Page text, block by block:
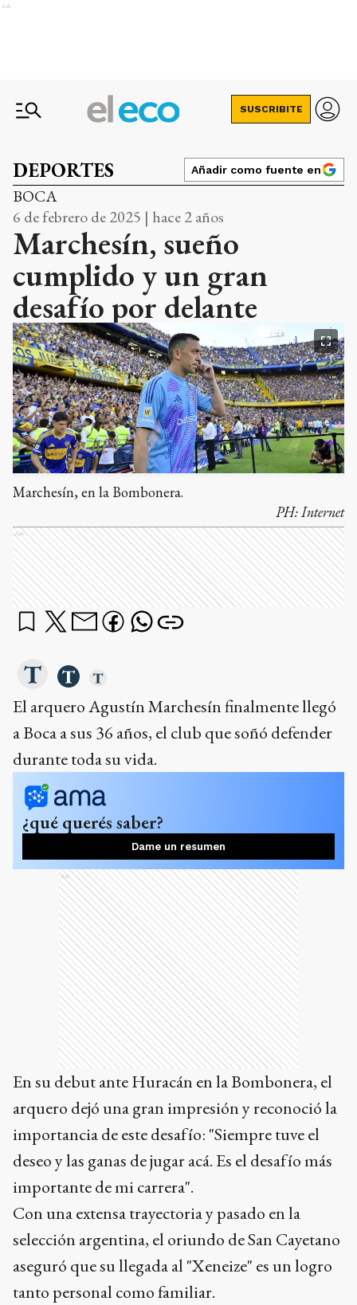
Ads
SUSCRIBITE
DEPORTES Añadir como fuente en
BOCA
6 de febrero de 2025 | hace 2 años
Marchesín, sueño
cumplido y un gran
desafío por delante
Marchesín, en la Bombonera.
PH:Internet
Ads
El arquero Agustín Marchesín finalmente llegó
a Boca a sus 36 años, el club que soñó defender
durante toda su vida.
¿qué querés saber?
Dame un resumen
Ads
En su debut ante Huracán en la Bombonera, el
arquero dejó una gran impresión y reconoció la
importancia de este desafío: "Siempre tuve el
deseo y las ganas de jugar acá. Es el desafío más
importante de mi carrera".
Con una extensa trayectoria y pasado en la
selección argentina, el oriundo de San Cayetano
aseguró que su llegada al "Xeneize" es un logro
tanto personal como familiar.